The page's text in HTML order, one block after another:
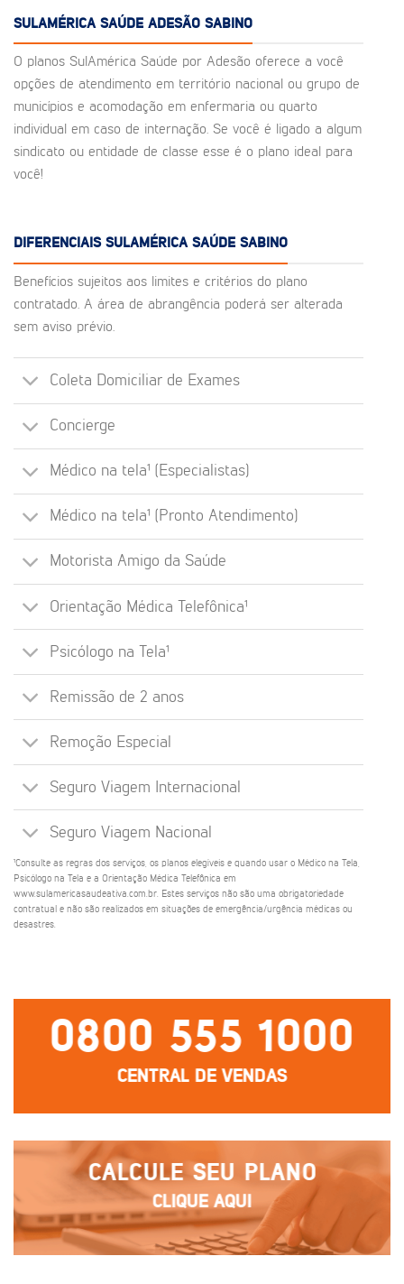
SULAMÉRICA SAÚDE ADESÃO SABINO
O planos SulAmérica Saúde por Adesão oferece a você
opções de atendimento em território nacional ou grupo de
municípios e acomodação em enfermaria ou quarto
individual em caso de internação. Se você é ligado a algum
sindicato ou entidade de classe esse é o plano ideal para
você!
DIFERENCIAIS SULAMÉRICA SAÚDE SABINO
Benefícios sujeitos aos limites e critérios do plano
contratado. A área de abrangência poderá ser alterada
sem aviso prévio.
Coleta Domiciliar de Exames
Concierge
Médico na tela¹ (Especialistas)
Médico na tela¹ (Pronto Atendimento)
Motorista Amigo da Saúde
Orientação Médica Telefônica¹
Psicólogo na Tela¹
Remissão de 2 anos
Remoção Especial
Seguro Viagem Internacional
Seguro Viagem Nacional
¹Consulte as regras dos serviços, os planos elegíveis e quando usar o Médico na Tela,
Psicólogo na Tela e a Orientação Médica Telefônica em
www.sulamericasaudeativa.com.br. Estes serviços não são uma obrigatoriedade
contratual e não são realizados em situações de emergência/urgência médicas ou
desastres.
0800 555 1000
CENTRAL DE VENDAS
CALCULE SEU PLANO
CLIQUE AQUI